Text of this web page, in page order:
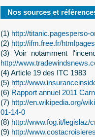
Nos sources et
(1) http://titanic.pagesperso-
(2) http://ifm.free.fr/
(3) Voir notamment
http://
(4) Article 19 des ITC 1983
(5) http://
(6) Rapport annuel 2011
(7) http://en.wikipedia.org/
01-14-0
(8) http://www.fog.it/legislaz/
(9) http://